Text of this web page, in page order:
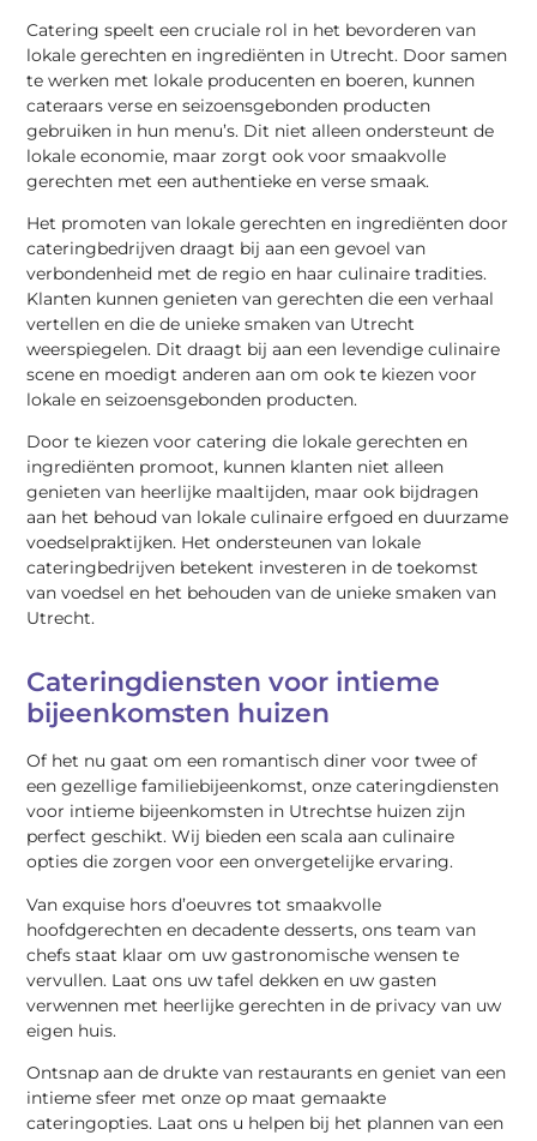
Catering speelt een cruciale rol in het bevorderen van
lokale gerechten en ingrediënten in Utrecht. Door samen
te werken met lokale producenten en boeren, kunnen
cateraars verse en seizoensgebonden producten
gebruiken in hun menu’s. Dit niet alleen ondersteunt de
lokale economie, maar zorgt ook voor smaakvolle
gerechten met een authentieke en verse smaak.
Het promoten van lokale gerechten en ingrediënten door
cateringbedrijven draagt bij aan een gevoel van
verbondenheid met de regio en haar culinaire tradities.
Klanten kunnen genieten van gerechten die een verhaal
vertellen en die de unieke smaken van Utrecht
weerspiegelen. Dit draagt bij aan een levendige culinaire
scene en moedigt anderen aan om ook te kiezen voor
lokale en seizoensgebonden producten.
Door te kiezen voor catering die lokale gerechten en
ingrediënten promoot, kunnen klanten niet alleen
genieten van heerlijke maaltijden, maar ook bijdragen
aan het behoud van lokale culinaire erfgoed en duurzame
voedselpraktijken. Het ondersteunen van lokale
cateringbedrijven betekent investeren in de toekomst
van voedsel en het behouden van de unieke smaken van
Utrecht.
Cateringdiensten voor intieme
bijeenkomsten huizen
Of het nu gaat om een romantisch diner voor twee of
een gezellige familiebijeenkomst, onze cateringdiensten
voor intieme bijeenkomsten in Utrechtse huizen zijn
perfect geschikt. Wij bieden een scala aan culinaire
opties die zorgen voor een onvergetelijke ervaring.
Van exquise hors d’oeuvres tot smaakvolle
hoofdgerechten en decadente desserts, ons team van
chefs staat klaar om uw gastronomische wensen te
vervullen. Laat ons uw tafel dekken en uw gasten
verwennen met heerlijke gerechten in de privacy van uw
eigen huis.
Ontsnap aan de drukte van restaurants en geniet van een
intieme sfeer met onze op maat gemaakte
cateringopties. Laat ons u helpen bij het plannen van een